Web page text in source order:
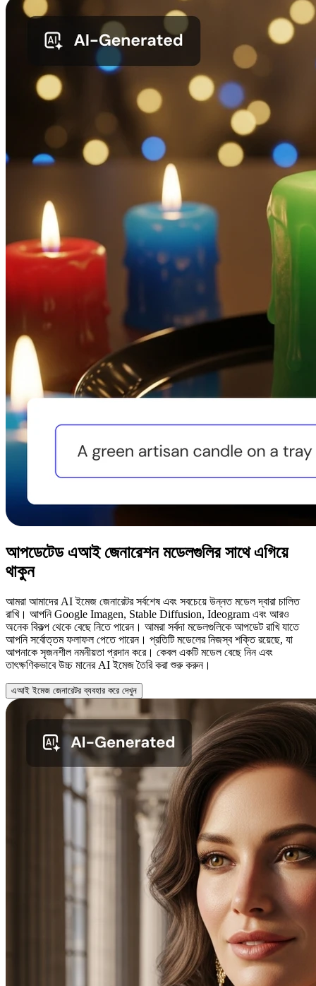
আপডেটেড এআই জেনারেশন মডেলগুলির সাথে এগিয়ে
থাকুন
আমরা আমাদের AI ইমেজ জেনারেটর সর্বশেষ এবং সবচেয়ে উন্নত মডেল দ্বারা চালিত
রাখি। আপনি Google Imagen, Stable Diffusion, Ideogram এবং আরও
অনেক বিকল্প থেকে বেছে নিতে পারেন। আমরা সর্বদা মডেলগুলিকে আপডেট রাখি যাতে
আপনি সর্বোত্তম ফলাফল পেতে পারেন। প্রতিটি মডেলের নিজস্ব শক্তি রয়েছে, যা
আপনাকে সৃজনশীল নমনীয়তা প্রদান করে। কেবল একটি মডেল বেছে নিন এবং
তাৎক্ষণিকভাবে উচ্চ মানের AI ইমেজ তৈরি করা শুরু করুন।
এআই ইমেজ জেনারেটর ব্যবহার করে দেখুন